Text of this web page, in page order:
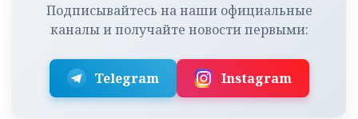
Подписывайтесь на наши официальные
каналы и получайте новости первыми:
Telegram Instagram